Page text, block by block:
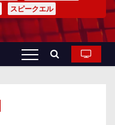
スピークエル